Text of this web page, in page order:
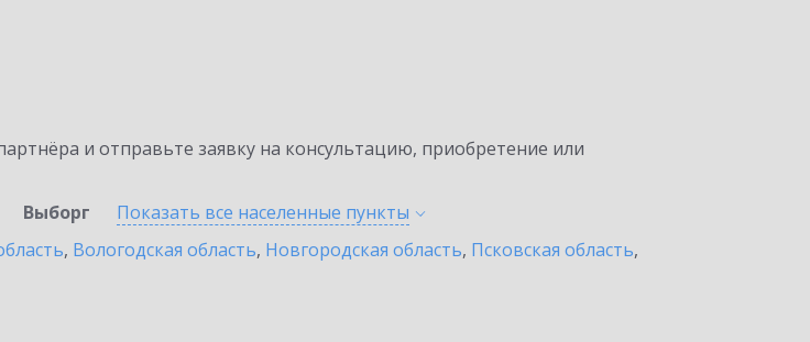
и отправьте заявку на консультацию, приобретение или
Выборг Показать все населенные пункты
, Вологодская область, Новгородская область, Псковская область,